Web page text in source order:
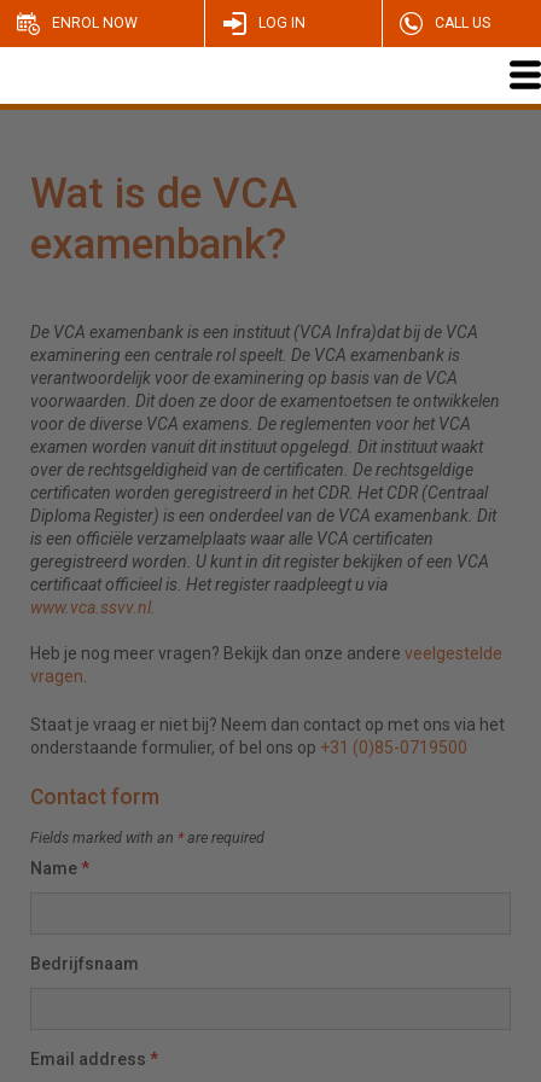
ENROL NOW LOG IN CALL US
Wat is de VCA
examenbank?
De VCA examenbank is een instituut (VCA Infra)dat bij de VCA
examinering een centrale rol speelt. De VCA examenbank is
verantwoordelijk voor de examinering op basis van de VCA
voorwaarden. Dit doen ze door de examentoetsen te ontwikkelen
voor de diverse VCA examens. De reglementen voor het VCA
examen worden vanuit dit instituut opgelegd. Dit instituut waakt
over de rechtsgeldigheid van de certificaten. De rechtsgeldige
certificaten worden geregistreerd in het CDR. Het CDR (Centraal
Diploma Register) is een onderdeel van de VCA examenbank. Dit
is een officiële verzamelplaats waar alle VCA certificaten
geregistreerd worden. U kunt in dit register bekijken of een VCA
certificaat officieel is. Het register raadpleegt u via
www.vca.ssvv.nl.
Heb je nog meer vragen? Bekijk dan onze andere veelgestelde
vragen.
Staat je vraag er niet bij? Neem dan contact op met ons via het
onderstaande formulier, of bel ons op +31 (0)85-0719500
Contact form
Fields marked with an *are required
Name *
Bedrijfsnaam
Email address *